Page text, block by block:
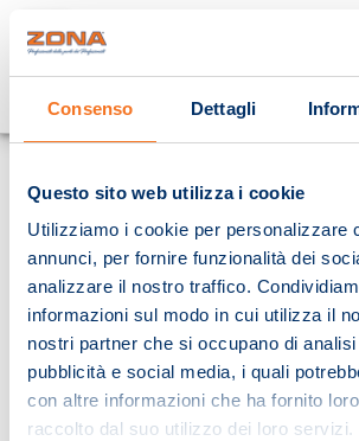
Consenso Dettagli
Questo sito web utilizza i cookie
Utilizziamo i cookie per personalizzare
annunci, per fornire funzionalità dei
analizzare il nostro traffico.
informazioni sul modo in cui utilizza il
nostri partner che si occupano di
pubblicità e social media, i quali
con altre informazioni che ha fornito
raccolto dal suo utilizzo dei loro servizi.
Cosa stai cercando?